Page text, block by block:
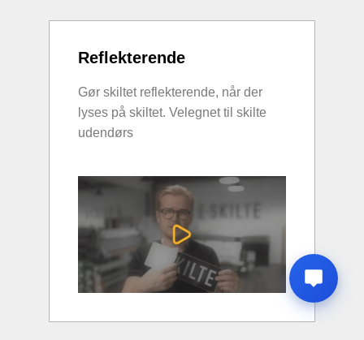
Reflekterende
Gør skiltet reflekterende, når der
lyses på skiltet. Velegnet til skilte
udendørs